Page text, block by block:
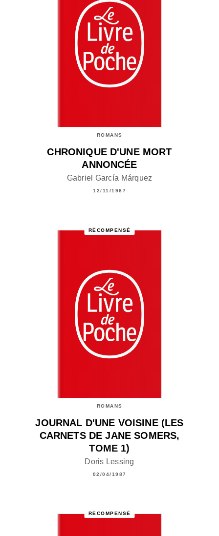
ROMANS
CHRONIQUE D'UNE MORT
ANNONCÉE
Gabriel García Márquez
12/11/1987
RÉCOMPENSÉ
ROMANS
JOURNAL D'UNE VOISINE (LES
CARNETS DE JANE SOMERS,
TOME 1)
Doris Lessing
02/04/1987
RÉCOMPENSÉ